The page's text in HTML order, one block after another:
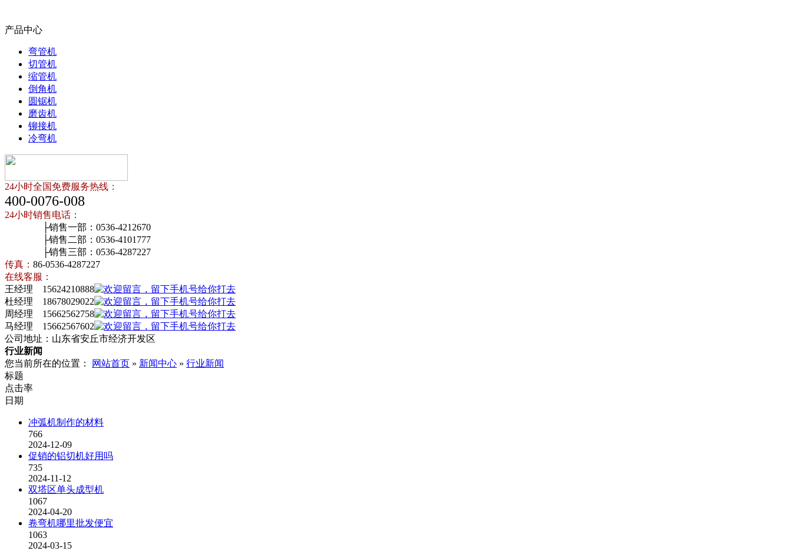
产品中心
弯管机
切管机
缩管机
倒角机
圆锯机
磨齿机
铆接机
冷弯机
24小时全国免费服务热线：
400-0076-008
24小时销售电话：
├销售一部：0536-4212670
├销售二部：0536-4101777
├销售三部：0536-4287227
传真： 86-0536-4287227
在线客服：
王经理 15624210888
杜经理 18678029022
周经理 15662562758
马经理 15662567602
公司地址：山东省安丘市经济开发区
行业新闻
您当前所在的位置：
网站首页 » 新闻中心 » 行业新闻
标题
点击率
日期
冲弧机制作的材料
766
2024-12-09
促销的铝切机好用吗
735
2024-11-12
双塔区单头成型机
1067
2024-04-20
卷弯机哪里批发便宜
1063
2024-03-15